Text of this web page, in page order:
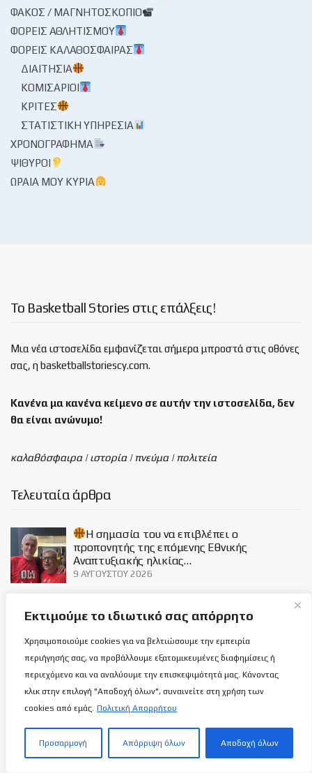
Εκτιμούμε το ιδιωτικό σας απόρρητο
Χρησιμοποιούμε cookies για να βελτιώσουμε την εμπειρία
περιήγησής σας, να προβάλλουμε εξατομικευμένες διαφημίσεις ή
περιεχόμενο και να αναλύουμε την επισκεψιμότητά μας. Κάνοντας
κλικ στην επιλογή "Αποδοχή όλων", συναινείτε στη χρήση των
cookies από εμάς. Πολιτική Απορρήτου
Προσαρμογή Απόρριψη όλων Αποδοχή όλων
ΦΑΚΌΣ / ΜΑΓΝΗΤΟΣΚΌΠΙΟ
ΦΟΡΕΊΣ ΑΘΛΗΤΙΣΜΟΎ
ΦΟΡΕΊΣ ΚΑΛΑΘΌΣΦΑΙΡΑΣ
ΔΙΑΙΤΗΣΊΑ
ΚΟΜΙΣΆΡΙΟΙ
ΚΡΙΤΈΣ
ΣΤΑΤΙΣΤΙΚΉ ΥΠΗΡΕΣΊΑ
ΧΡΟΝΟΓΡΆΦΗΜΑ
ΨΊΘΥΡΟΙ
ΩΡΑΊΑ ΜΟΥ ΚΥΡΊΑ
Το Basketball Stories στις επάλξεις!
Μια νέα ιστοσελίδα εμφανίζεται σήμερα μπροστά στις οθόνες
σας, η basketballstoriescy.com.
Κανένα μα κανένα κείμενο σε αυτήν την ιστοσελίδα, δεν
θα είναι ανώνυμο!
καλαθόσφαιρα | ιστορία | πνεύμα | πολιτεία
Τελευταία άρθρα
H σημασία του να επιβλέπει ο
προπονητής της επόμενης Εθνικής
Αναπτυξιακής ηλικίας…
9 ΑΥΓΟΎΣΤΟΥ 2026
Πως ο πιλότος Σήφης Μιγάδης κατάφερε
αυτό που δεν κατάφερε κανείς στην ιστορία
της αεροπλοΐας!
Χαρούλα Χριστοδούλου: Από την εποχή
άνθισης της Γυναικείας καλαθόσφαιρας…
9 ΑΥΓΟΎΣΤΟΥ 2026